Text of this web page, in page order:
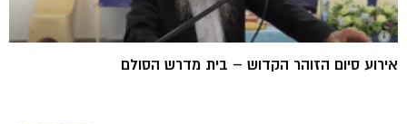
אירוע סיום הזוהר הקדוש – בית מדרש הסולם